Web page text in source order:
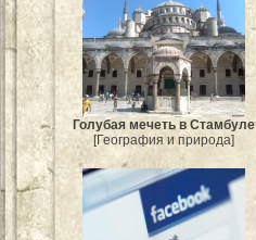
Голубая мечеть в Стамбуле
[География и природа]